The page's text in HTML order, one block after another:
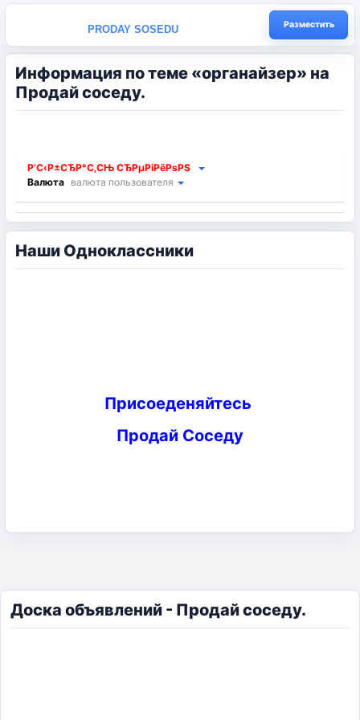
PRODAY SOSEDU Разместить
Информация по теме «органайзер» на
Продай соседу.
Р’С‹Р±СЂР°С‚СЊ СЂРµРіРёРѕРЅ
Валюта валюта пользователя
Наши Одноклассники
Присоеденяйтесь
Продай Соседу
Доска объявлений - Продай соседу.